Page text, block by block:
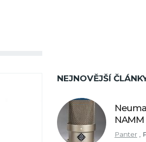
NEJNOVĚJŠÍ
NAMM
Panter ,